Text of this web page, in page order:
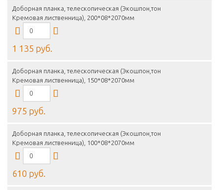
Доборная планка, телескопическая (Экошпон,тон
Кремовая лиственница), 200*08*2070мм
1 135 руб.
Доборная планка, телескопическая (Экошпон,тон
Кремовая лиственница), 150*08*2070мм
975 руб.
Доборная планка, телескопическая (Экошпон,тон
Кремовая лиственница), 100*08*2070мм
610 руб.